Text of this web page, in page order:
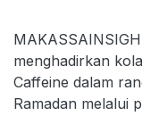
menghadirkan
Caffeine dalam
Ramadan melalui